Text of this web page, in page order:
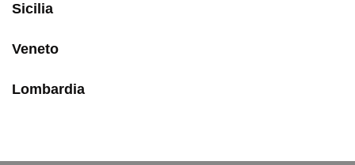
Sicilia
Veneto
Lombardia